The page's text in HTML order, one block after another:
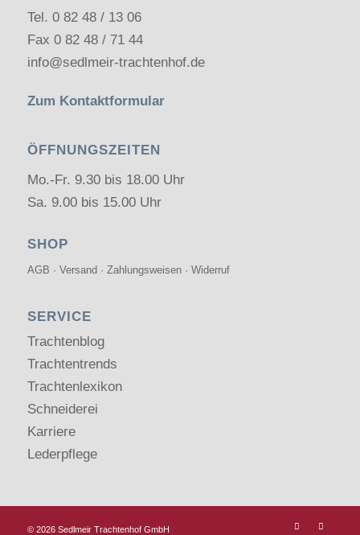
Tel. 0 82 48 / 13 06
Fax 0 82 48 / 71 44
info@sedlmeir-trachtenhof.de
Zum Kontaktformular
ÖFFNUNGSZEITEN
Mo.-Fr. 9.30 bis 18.00 Uhr
Sa. 9.00 bis 15.00 Uhr
SHOP
AGB · Versand · Zahlungsweisen· Widerruf
SERVICE
Trachtenblog
Trachtentrends
Trachtenlexikon
Schneiderei
Karriere
Lederpflege
© 2026 Sedlmeir Trachtenhof GmbH